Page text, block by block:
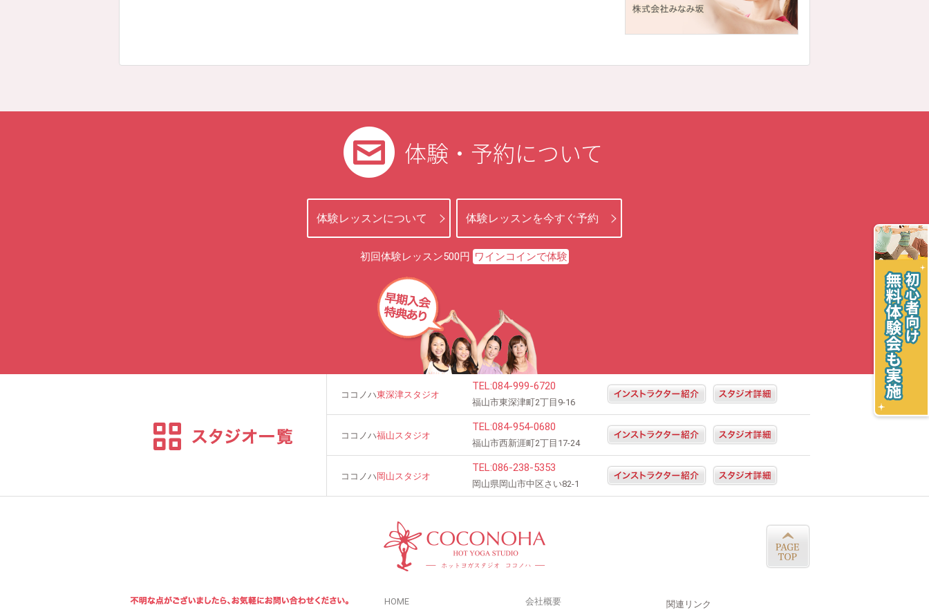
体験・予約について
体験レッスンについて 体験レッスンを今すぐ予約
初回体験レッスン500円 ワインコインで体験
ココノハ東深津スタジオ
TEL:084-999-6720
福山市東深津町2丁目9-16
ココノハ福山スタジオ
TEL:084-954-0680
福山市西新涯町2丁目17-24
ココノハ 岡山スタジオ
TEL:086-238-5353
岡山県岡山市中区さい82-1
HOME
会社概要
関連リンク